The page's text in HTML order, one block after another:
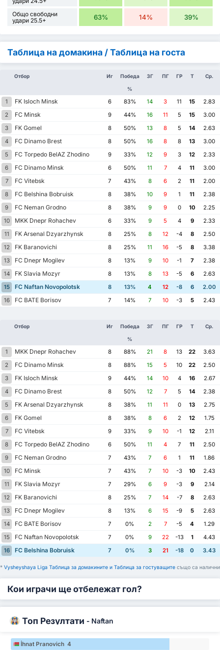
Общо свободни
удари 25.5+
63% 14% 39%
Таблица на домакина / Таблица на госта
Отбор Иг Победа
%
ЗГ ПГ ГР Т Ср.
1 FK Isloch Minsk 6 83% 14 3 11 15
2.83
2
FC Minsk 9 44% 16 11 5 15
3.00
3
FK Gomel 8 50% 13 8 5 14
2.63
4
FC Dinamo Brest 8 50% 16 8 8 13
3.00
5
FC Torpedo BelAZ Zhodino 9 33% 12 9 3 12
2.33
6
FC Dinamo Minsk 6 50% 11 7 4 11
3.00
7
FC Vitebsk 7 43% 8 6 2 11
2.00
8
FC Belshina Bobruisk 8 38% 10 9 1 11
2.38
9
FC Neman Grodno 8 38% 9 9 0 10
2.25
10
MKK Dnepr Rohachev 6 33% 9 5 4 9
2.33
11
FK Arsenal Dzyarzhynsk 8 25% 8 12 -4 8
2.50
12
FK Baranovichi 8 25% 11 16 -5 8
3.38
13
FC Dnepr Mogilev 8 13% 9 10 -1 7
2.38
14
FK Slavia Mozyr 8 13% 8 13 -5 6
2.63
15
FC Naftan Novopolotsk 8 13% 4 12 -8 6
2.00
16
FC BATE Borisov 7 14% 7 10 -3 5 2.43
Отбор Иг Победа
%
ЗГ ПГ ГР Т Ср.
1 MKK Dnepr Rohachev 8 88% 21 8 13 22
3.63
2
FC Dinamo Minsk 8 88% 15 5 10 22
2.50
3
FK Isloch Minsk 9 44% 14 10 4 16
2.67
4
FC Dinamo Brest 8 50% 12 7 5 14
2.38
5
FK Arsenal Dzyarzhynsk 8 38% 11 11 0 13
2.75
6
FK Gomel 8 38% 8 6 2 12
1.75
7
FC Vitebsk 9 33% 9 10 -1 12
2.11
8
FC Torpedo BelAZ Zhodino 6 50% 11 4 7 11
2.50
9
FC Neman Grodno 7 43% 7 6 1 11
1.86
10
FC Minsk 7 43% 7 10 -3 10
2.43
11
FK Slavia Mozyr 7 29% 6 9 -3 9
2.14
12
FK Baranovichi 8 25% 7 14 -7 8
2.63
13
FC Dnepr Mogilev 8 13% 6 15 -9 5
2.63
14
FC BATE Borisov 7 0% 2 7 -5 4
1.29
15
FC Naftan Novopolotsk 7 0% 9 22 -13 1
4.43
16
FC Belshina Bobruisk 7 0% 3 21 -18 0 3.43
* Vysheyshaya Liga Таблица за домакините и Таблица за гостуващите също са налични
Кои играчи ще отбележат гол?
Топ Резултати - Naftan
İhnat Pranovich 4